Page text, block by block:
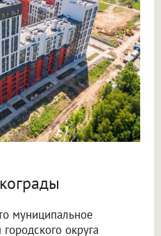
муниципальное
округа